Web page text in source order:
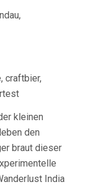
kleinen
den
braut dieser
India